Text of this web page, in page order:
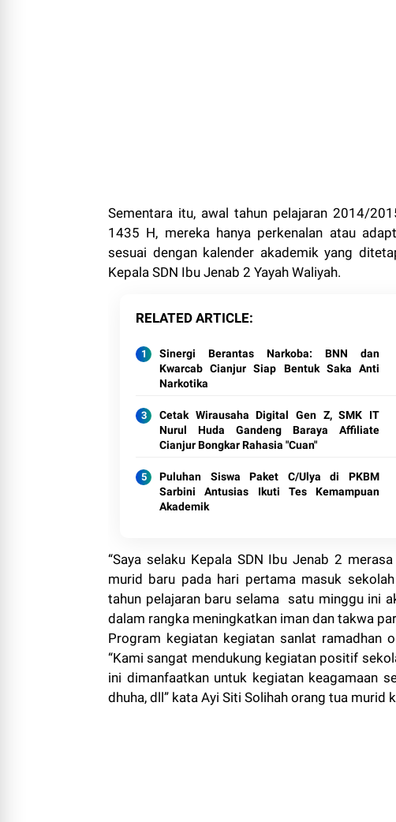
Sementara itu, awal tahun pelajaran 2014/
1435 H, mereka hanya perkenalan atau
sesuai dengan kalender akademik yang
Kepala SDN Ibu Jenab 2 Yayah Waliyah.
RELATED ARTICLE
Sinergi Berantas Narkoba: BNN dan
Kwarcab Cianjur Siap Bentuk Saka Anti
Narkotika
Cetak Wirausaha Digital Gen Z, SMK IT
Nurul Huda Gandeng Baraya Affiliate
Cianjur Bongkar Rahasia "Cuan"
Puluhan Siswa Paket C/Ulya di PKBM
Sarbini Antusias Ikuti Tes Kemampuan
Akademik
“Saya selaku Kepala SDN Ibu Jenab 2
murid baru pada hari pertama masuk
tahun pelajaran baru selama satu minggu ini
dalam rangka meningkatkan iman dan takwa
Program kegiatan kegiatan sanlat ramadhan
“Kami sangat mendukung kegiatan positif
ini dimanfaatkan untuk kegiatan keagamaan
dhuha, dll” kata Ayi Siti Solihah orang tua murid